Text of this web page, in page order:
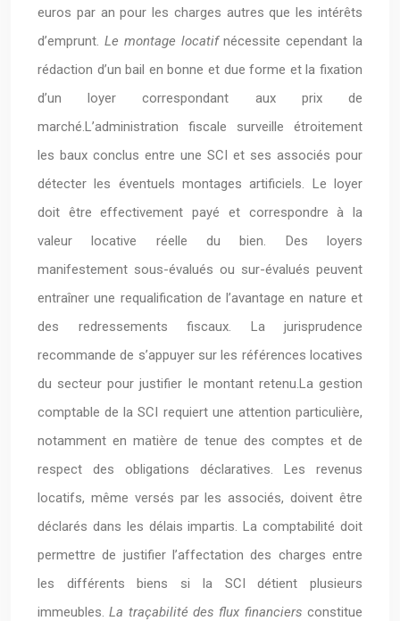
euros par an pour les charges autres que les intérêts
d’emprunt. Le montage locatifnécessite cependant la
rédaction d’un bail en bonne et due forme et la fixation
d’un loyer correspondant aux prix de
marché.L’administration fiscale surveille étroitement
les baux conclus entre une SCI et ses associés pour
détecter les éventuels montages artificiels. Le loyer
doit être effectivement payé et correspondre à la
valeur locative réelle du bien. Des loyers
manifestement sous-évalués ou sur-évalués peuvent
entraîner une requalification de l’avantage en nature et
des redressements fiscaux. La jurisprudence
recommande de s’appuyer sur les références locatives
du secteur pour justifier le montant retenu.La gestion
comptable de la SCI requiert une attention particulière,
notamment en matière de tenue des comptes et de
respect des obligations déclaratives. Les revenus
locatifs, même versés par les associés, doivent être
déclarés dans les délais impartis. La comptabilité doit
permettre de justifier l’affectation des charges entre
les différents biens si la SCI détient plusieurs
immeubles.La traçabilité des flux financiers constitue